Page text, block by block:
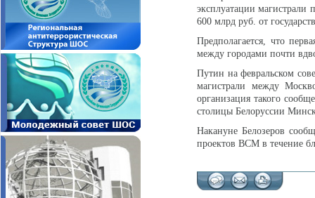
эксплуатации магистрали
600 млрд руб. от
Предполагается, что
между городами почти
Путин на февральском
магистрали между
организация такого
столицы Белоруссии
Накануне Белозеров
проектов ВСМ в течение